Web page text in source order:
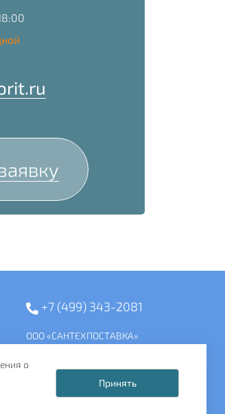
+7 (499) 343-2081
ООО «САНТЕХПОСТАВКА»
ОГРН: 1157746583092
о
Принять